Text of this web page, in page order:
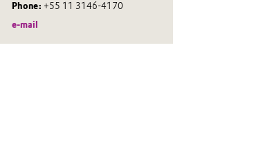
Phone: +55 11 3146-4170
e-mail